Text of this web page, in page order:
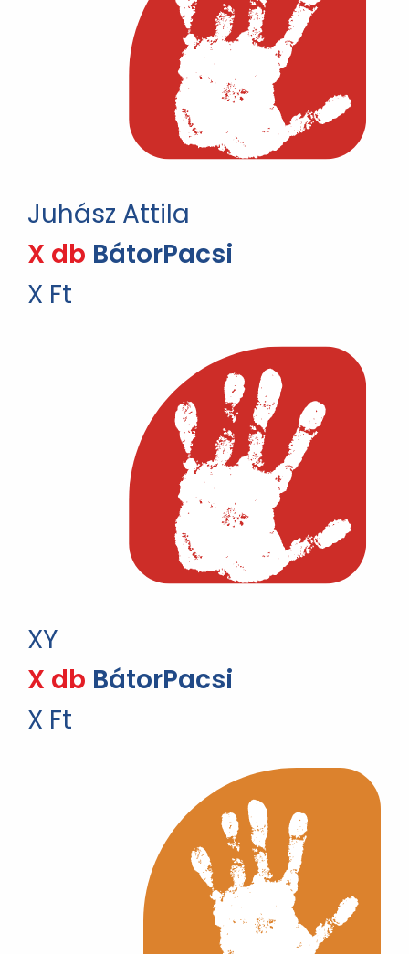
Juhász Attila
X db BátorPacsi
X Ft
XY
X db BátorPacsi
X Ft